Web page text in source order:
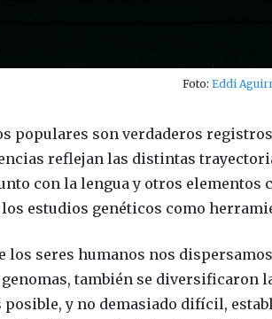
Foto: Eddi
populares son verdaderos
reflejan las distintas
con la lengua y otros
estudios genéticos como
los seres humanos nos
también se diversificaron
posible, y no demasiado difícil,